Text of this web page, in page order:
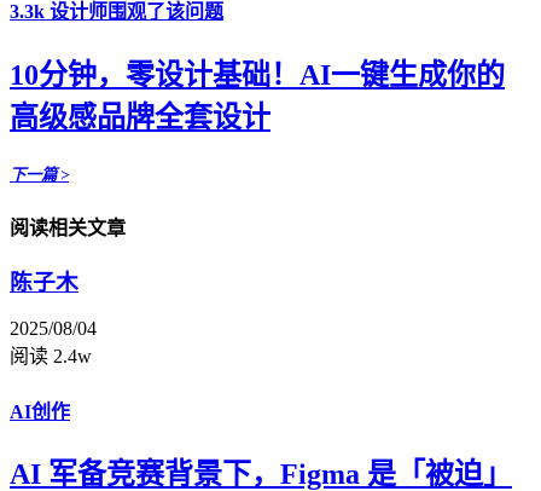
3.3k 设计师围观了该问题
10分钟，零设计基础！AI一键生成你的
高级感品牌全套设计
下一篇 >
阅读相关文章
陈子木
2025/08/04
阅读 2.4w
AI创作
AI 军备竞赛背景下，Figma 是「被迫」